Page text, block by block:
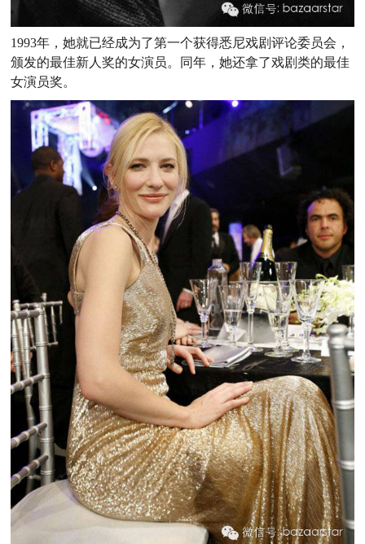
1993年，她就已经成为了第一个获得悉尼戏剧评论委员会，
颁发的最佳新人奖的女演员。同年，她还拿了戏剧类的最佳
女演员奖。